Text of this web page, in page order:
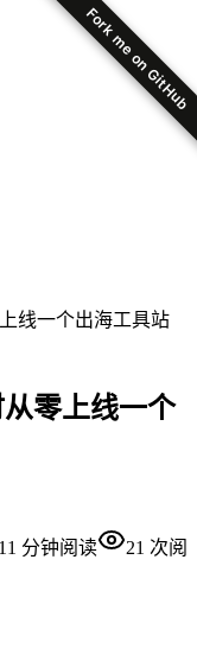
Fork me on GitHub
线一个出海工具站
零上线一个
11 分钟阅读 21 次阅